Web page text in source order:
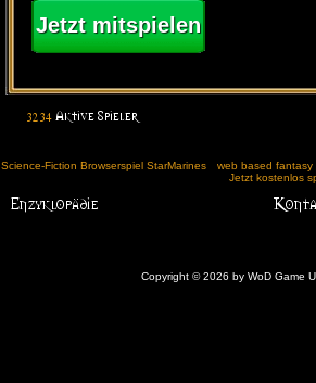
Jetzt mitspielen
Science-Fiction Browserspiel StarMarines web based fantasy
Jetzt kostenlos
Copyright © 2026 by WoD Game